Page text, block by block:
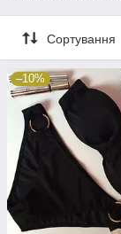
Сортування
–10%